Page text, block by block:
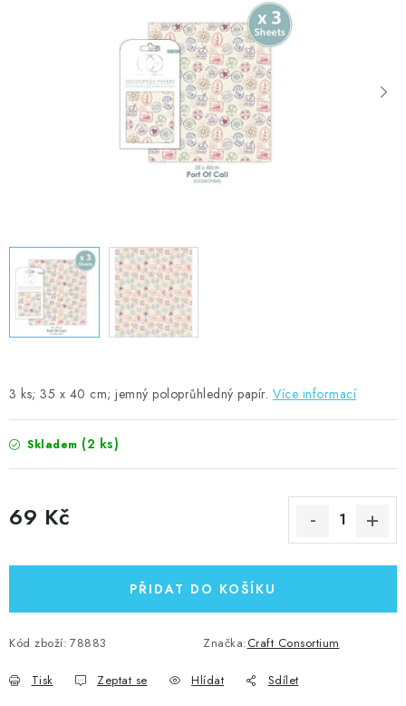
Kontakty Moje objednávka
Oblíbené ♥️
Hodnocení obchodu
Obchodní podmínky
Podmínky ochrany osobních údajů
3 ks; 35 x 40 cm; jemný poloprůhledný papír. Více informací
Skladem (2 ks)
69 Kč
PŘIDAT DO KOŠÍKU
Kód zboží: 78883 Značka:Craft Consortium
Tisk Zeptat se Hlídat Sdílet